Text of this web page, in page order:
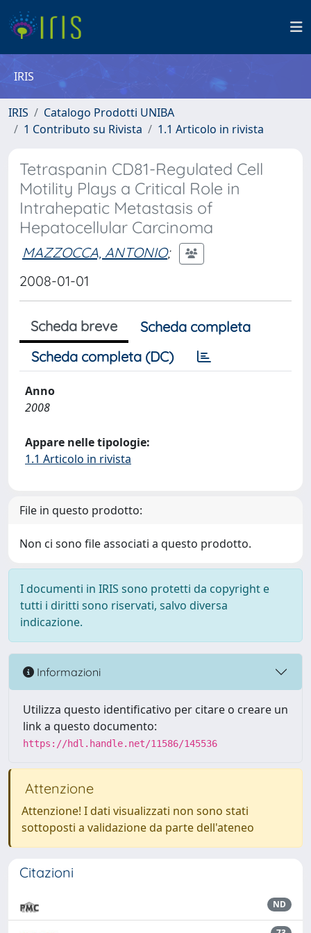
IRIS
IRIS
Catalogo Prodotti UNIBA
1 Contributo su Rivista
1.1 Articolo in rivista
Tetraspanin CD81-Regulated Cell
Motility Plays a Critical Role in
Intrahepatic Metastasis of
Hepatocellular Carcinoma
MAZZOCCA, ANTONIO;
2008-01-01
Scheda breve
Scheda completa
Scheda completa (DC)
Anno
2008
Appare nelle tipologie:
1.1 Articolo in rivista
File in questo prodotto:
Non ci sono file associati a questo prodotto.
I documenti in IRIS sono protetti da copyright e
tutti i diritti sono riservati, salvo diversa
indicazione.
Informazioni
Utilizza questo identificativo per citare o creare un
link a questo documento:
https://hdl.handle.net/11586/145536
Attenzione
Attenzione! I dati visualizzati non sono stati
sottoposti a validazione da parte dell'ateneo
Citazioni
ND